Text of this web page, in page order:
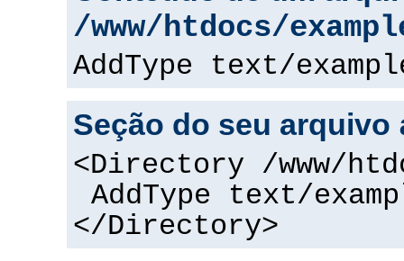
/www/htdocs/
AddType text/
Seção do seu arquivo
<Directory /www/
AddType text/
</Directory>